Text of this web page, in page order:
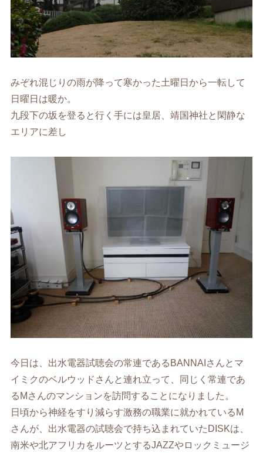
みぞれ混じりの雨が降って寒かった土曜日から一転して
日曜日は暖か。
九段下の坂を登ると行く手には皇居、靖国神社と閑静な
エリアに差し
今日は、出水電器試聴会の常連であるBANNAIさんとマ
イミクのベルウッドさんと連れ立って、同じく常連であ
るMさんのマンションを訪問することになりました。
日頃から神経をすり減らす激務の職業に就かれているM
さんが、出水電器の試聴会で持ち込まれていたDISKは、
南米や北アフリカをルーツとするJAZZやロックミュージ